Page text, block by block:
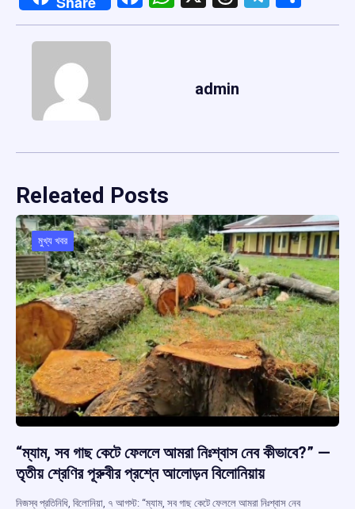
admin
Releated Posts
মুখ্য খবর
“ম্যাম, সব গাছ কেটে ফেললে আমরা নিঃশ্বাস নেব কীভাবে?” —
তৃতীয় শ্রেণির পূরুবীর প্রশ্নে আলোড়ন বিলোনিয়ায়
নিজস্ব প্রতিনিধি, বিলোনিয়া, ৭ আগস্ট: “ম্যাম, সব গাছ কেটে ফেললে আমরা নিঃশ্বাস নেব